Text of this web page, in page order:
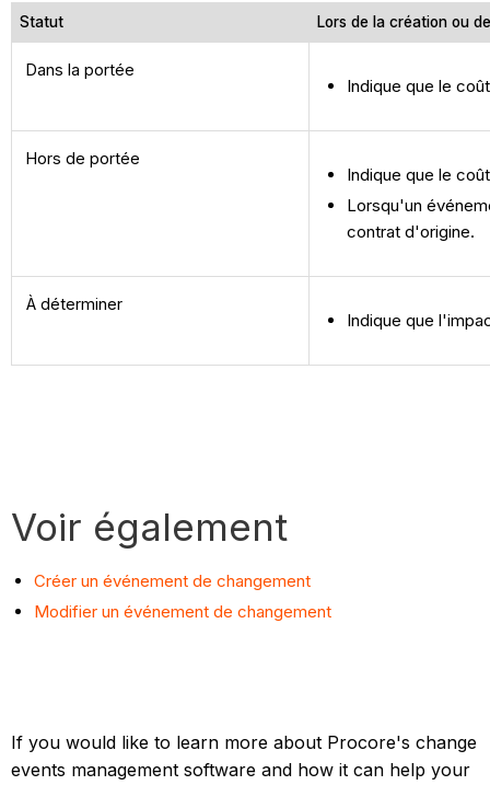
Statut Lors de la création ou
Dans la portée
Indique que le
Hors de portée
Indique que le
Lorsqu'un
contrat d'origine.
À déterminer
Indique que
Voir également
Créer un événement de changement
Modifier un événement de changement
If you would like to learn more about Procore's change
events management software and how it can help your